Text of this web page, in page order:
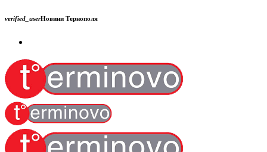
verified_userНовини Тернополя